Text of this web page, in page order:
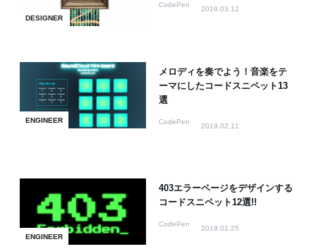
DESIGNER
CodePen
2019.03.12
ENGINEER
メロディを奏でよう！音楽をテ
ーマにしたコードスニペット13
選
CodePen
2019.02.11
ENGINEER
403エラーページをデザインする
コードスニペット12選!!
CodePen
2019.01.25